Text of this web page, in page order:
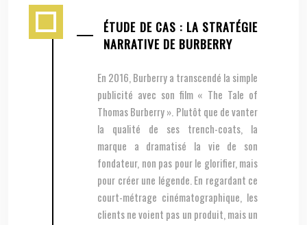
ÉTUDE DE CAS : LA STRATÉGIE
NARRATIVE DE BURBERRY
En 2016, Burberry a transcendé la simple
publicité avec son film « The Tale of
Thomas Burberry ». Plutôt que de vanter
la qualité de ses trench-coats, la
marque a dramatisé la vie de son
fondateur, non pas pour le glorifier, mais
pour créer une légende. En regardant ce
court-métrage cinématographique, les
clients ne voient pas un produit, mais un